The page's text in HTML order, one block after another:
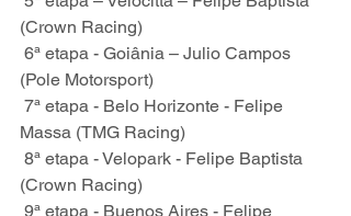
(Crown Racing)
(Pole Motorsport)
Massa (TMG Racing)
(Crown Racing)